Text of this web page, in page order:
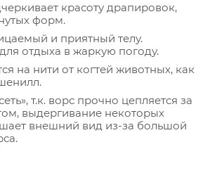
красоту драпировок,
форм.
и приятный телу.
отдыха в жаркую погоду.
на нити от когтей животных, как
т.к. ворс прочно цепляется за
выдергивание некоторых
внешний вид из-за большой